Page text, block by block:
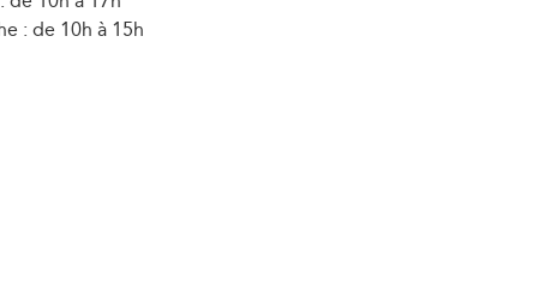
: de 10h à 15h